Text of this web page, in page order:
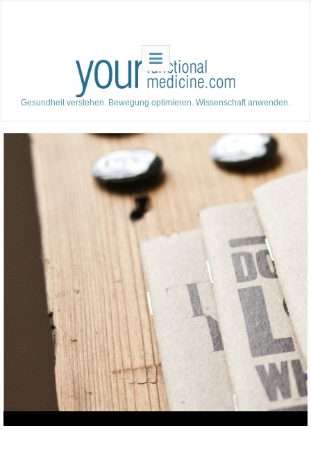
Gesundheit verstehen. Bewegung optimieren. Wissenschaft anwenden.